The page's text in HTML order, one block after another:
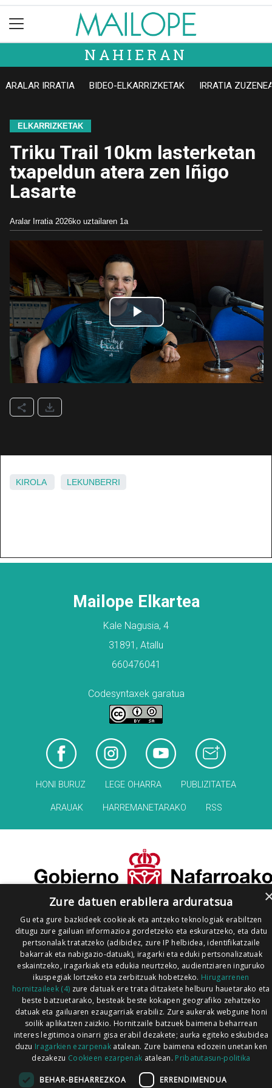
NAHIERAN
ARALAR IRRATIA BIDEO-ELKARRIZKETAK IRRATIA
ELKARRIZKETAK
Triku Trail 10km lasterketan
txapeldun atera zen Iñigo
Lasarte
Aralar Irratia 2026ko uztailaren 1a
KIROLA LEKUNBERRI
Mailope Elkartea
Kale Nagusia, 4
31891, Atallu
660476041
Codesyntaxek garatua
HONI BURUZ LEGE OHARRA PUBLIZITATEA
ARAUAK HARREMANETARAKO RSS
Zure datuen erabilera arduratsua
Gu eta gure bazkideek cookieak eta antzeko teknologiak erabiltzen
ditugu zure gailuan informazioa gordetzeko eta eskuratzeko, eta datu
pertsonalak tratatzeko (adibidez, zure IP helbidea, identifikatzaile
bakarrak eta nabigazio-datuak), iragarki eta eduki pertsonalizatuak
eskaintzeko, iragarkiak eta edukia neurtzeko, audientziaren inguruko
ikuspegiak lortzeko eta zerbitzuak hobetzeko. Hirugarrenen
hornitzaileek (4) zure datuak ere trata ditzakete helburu hauetarako eta
beste batzuetarako, besteak beste kokapen geografiko zehatzeko
datuak eta gailuaren ezaugarriak erabiliz. Zure aukerak webgune honi
soilik aplikatzen zaizkio. Hornitzaile batzuek baimena beharrean
interes legitimoa oinarri gisa erabil dezakete; aurka egiteko eskubidea
duzu Iragarkien ezarpenak atalean. Zure baimena edozein unetan ken
dezakezu Cookieen ezarpenak atalean. Pribatutasun-politika
BEHAR-BEHARREZKOA ERRENDIMENDUA